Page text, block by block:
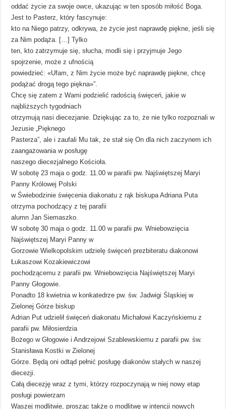
oddać życie za swoje owce, ukazując w ten sposób miłość Boga.
Jest to Pasterz, który fascynuje:
kto na Niego patrzy, odkrywa, że życie jest naprawdę piękne, jeśli się
za Nim podąża. […] Tylko
ten, kto zatrzymuje się, słucha, modli się i przyjmuje Jego
spojrzenie, może z ufnością
powiedzieć: «Ufam, z Nim życie może być naprawdę piękne, chcę
podążać drogą tego piękna»”.
Chcę się zatem z Wami podzielić radością święceń, jakie w
najbliższych tygodniach
otrzymują nasi diecezjanie. Dziękując za to, że nie tylko rozpoznali w
Jezusie „Pięknego
Pasterza”, ale i zaufali Mu tak, że stał się On dla nich zaczynem ich
zaangażowania w posługę
naszego diecezjalnego Kościoła.
W sobotę 23 maja o godz. 11.00 w parafii pw. Najświętszej Maryi
Panny Królowej Polski
w Świebodzinie święcenia diakonatu z rąk biskupa Adriana Puta
otrzyma pochodzący z tej parafii
alumn Jan Siemaszko.
W sobotę 30 maja o godz. 11.00 w parafii pw. Wniebowzięcia
Najświętszej Maryi Panny w
Gorzowie Wielkopolskim udzielę święceń prezbiteratu diakonowi
Łukaszowi Kozakiewiczowi
pochodzącemu z parafii pw. Wniebowzięcia Najświętszej Maryi
Panny Głogowie.
Ponadto 18 kwietnia w konkatedrze pw. św. Jadwigi Śląskiej w
Zielonej Górze biskup
Adrian Put udzielił święceń diakonatu Michałowi Kaczyńskiemu z
parafii pw. Miłosierdzia
Bożego w Głogowie i Andrzejowi Szablewskiemu z parafii pw. św.
Stanisława Kostki w Zielonej
Górze. Będą oni odtąd pełnić posługę diakonów stałych w naszej
diecezji.
Całą diecezję wraz z tymi, którzy rozpoczynają w niej nowy etap
posługi powierzam
Waszej modlitwie, prosząc także o modlitwę w intencji nowych